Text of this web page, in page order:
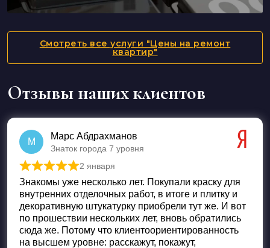
Смотреть все услуги "Цены на ремонт
квартир"
Отзывы наших клиентов
М
Марс Абдрахманов
Знаток города 7 уровня
Оценка 5из 5
2 января
Знакомы уже несколько лет. Покупали краску для
внутренних отделочных работ, в итоге и плитку и
декоративную штукатурку приобрели тут же. И вот
по прошествии нескольких лет, вновь обратились
сюда же. Потому что клиентоориентированность
на высшем уровне: расскажут, покажут,